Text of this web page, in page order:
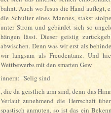
bahnt. Auch wo Jesus die Hand auflegt,
die Schulter eines Mannes, stakst-
unter Strom und gebärdet sich so
hängen lässt. Dieser geistig
abwischen. Denn was wir erst als
wir langsam als Freudentanz. Und
Wettbewerbs mit den smarten Gew
innern: "Selig sind
, die da geistlich arm sind, denn das
Verlauf zunehmend die Herrschaft
spastisch anmuten, so ist das ein